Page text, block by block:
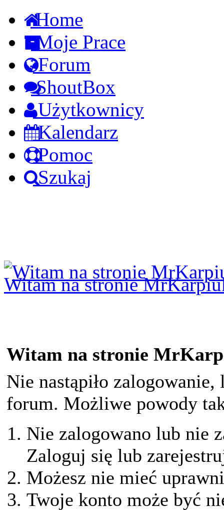
Home
Moje Prace
Forum
ShoutBox
Użytkownicy
Kalendarz
Pomoc
Szukaj
Witam na stronie
Witam na stronie
Nie nastąpiło
forum. Możliwe powody
Nie zalogowano lub nie
Zaloguj się lub
Możesz nie mieć
Twoje konto może być